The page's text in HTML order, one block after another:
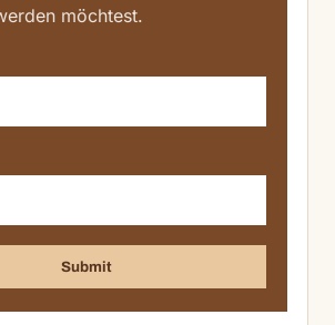
möchtest.